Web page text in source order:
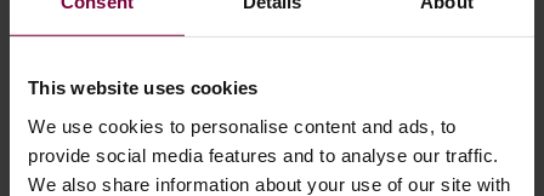
This website uses cookies
We use cookies to personalise content and ads, to
provide social media features and to analyse our traffic.
We also share information about your use of our site with
多くの場合、ひび割れたホイールは曲がってもいます。溶
接はひび割れを修理しますが、衝撃による歪みは修正しま
せん。専門家 溶接に代わるホイール修正 使用
ホイールス
トレートナー車輪を安全にサービスに戻すために、～が